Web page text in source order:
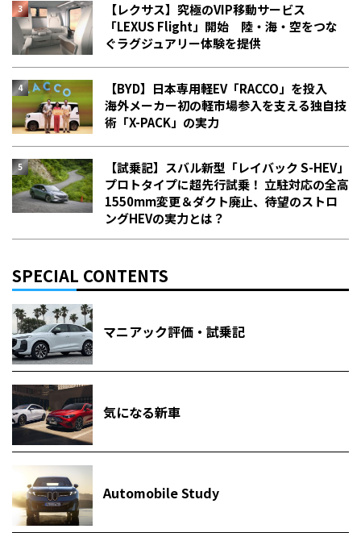
【レクサス】究極のVIP移動サービス
「LEXUS Flight」開始 陸・海・空をつな
ぐラグジュアリー体験を提供
【BYD】日本専用軽EV「RACCO」を投入
海外メーカー初の軽市場参入を支える独自技
術「X-PACK」の実力
【試乗記】スバル新型「レイバック S-HEV」
プロトタイプに超先行試乗！ 立駐対応の全高
1550mm変更＆ダクト廃止、待望のストロ
ングHEVの実力とは？
SPECIAL CONTENTS
マニアック評価・試乗記
気になる新車
Automobile Study